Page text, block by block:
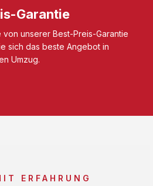
Garantie
von unserer Best-Preis-Garantie
sich das beste Angebot in
Umzug.
ERFAHRUNG